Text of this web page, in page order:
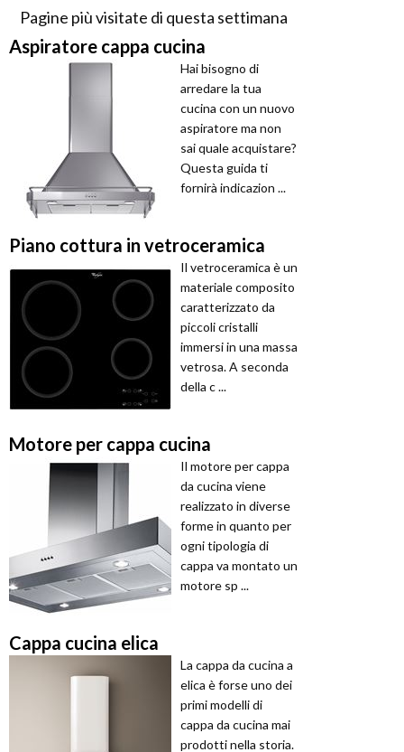
Pagine più visitate di questa settimana
Aspiratore cappa cucina
Hai bisogno di
arredare la tua
cucina con un nuovo
aspiratore ma non
sai quale acquistare?
Questa guida ti
fornirà indicazion ...
Piano cottura in vetroceramica
Il vetroceramica è un
materiale composito
caratterizzato da
piccoli cristalli
immersi in una massa
vetrosa. A seconda
della c ...
Motore per cappa cucina
Il motore per cappa
da cucina viene
realizzato in diverse
forme in quanto per
ogni tipologia di
cappa va montato un
motore sp ...
Cappa cucina elica
La cappa da cucina a
elica è forse uno dei
primi modelli di
cappa da cucina mai
prodotti nella storia.